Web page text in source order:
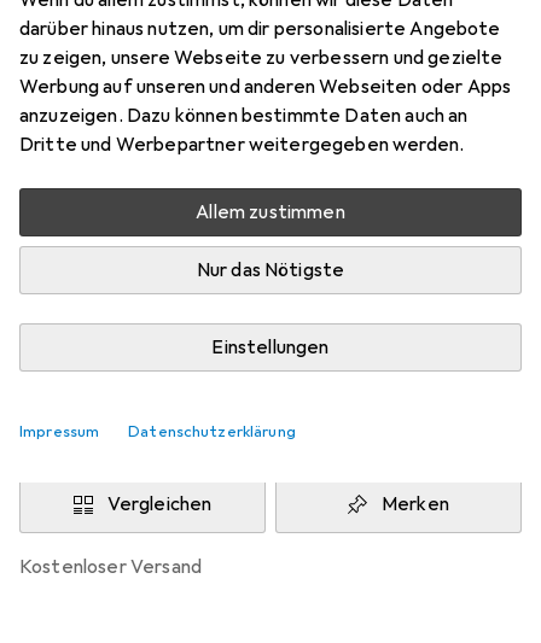
darüber hinaus nutzen, um dir personalisierte Angebote
zu zeigen, unsere Webseite zu verbessern und gezielte
Werbung auf unseren und anderen Webseiten oder Apps
anzuzeigen. Dazu können bestimmte Daten auch an
Dritte und Werbepartner weitergegeben werden.
Allem zustimmen
Nur das Nötigste
Einstellungen
Impressum Datenschutzerklärung
Preis in EUR inkl. MwSt.
Schneller lieferbar
Angebot fürEUR
924,44
Bewertungen Marke
Mehr von Datalogic
Mehr als 10 Stück an Lager beim Lieferanten
Lieferort angeben für genaue Lieferzeit
In den Warenkorb
Vergleichen Merken
kostenloser Versand